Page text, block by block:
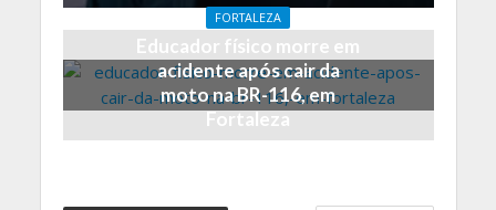
FORTALEZA
Educador físico morre em
acidente após cair da
moto na BR-116, em
Fortaleza